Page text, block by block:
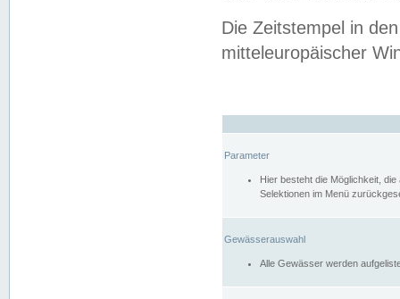
Die Zeitstempel in
mitteleuropäischer
Parameter
Hier besteht die Möglichkeit,
Selektionen im Menü
Gewässerauswahl
Alle Gewässer werden